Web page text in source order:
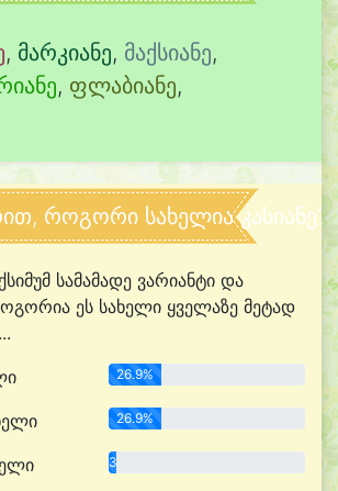
, მარკიანე, მაქსიანე,
, ფლაბიანე,
როგორი სახელია კასიანე?
სამამადე ვარიანტი და
ეს სახელი ყველაზე მეტად
26.9%
26.9%
3.8%